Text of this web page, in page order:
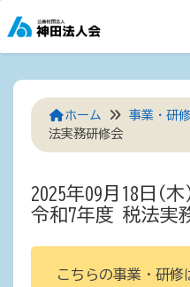
to
content
ホーム 事業・研
法実務研修会
2025年09月18日(
令和7年度 税法実
こちらの事業・研修